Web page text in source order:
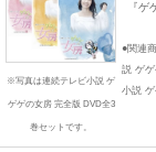
※写真は連続テレビ小説 ゲ
ゲゲの女房 完全版 DVD全3
巻セットです。
『
●関連
説 ゲ
小説